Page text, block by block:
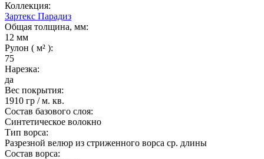
Коллекция:
Зартекс Парадиз
Общая толщина, мм:
12 мм
Рулон ( м² ):
75
Нарезка:
да
Вес покрытия:
1910 гр / м. кв.
Состав базового слоя:
Синтетическое волокно
Тип ворса:
Разрезной велюр из стриженного ворса ср. длины
Состав ворса: